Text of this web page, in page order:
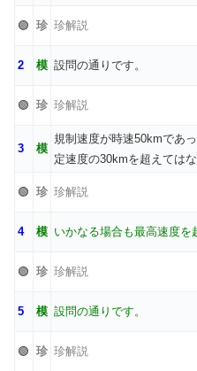
🟢 珍 珍解説
2 模 設問の通りです。
🟢 珍 珍解説
3 模
規制速度が時速50kmであ
定速度の30kmを超えてはな
🟢 珍 珍解説
4 模 いかなる場合も最高速度を
🟢 珍 珍解説
5 模 設問の通りです。
🟢 珍 珍解説